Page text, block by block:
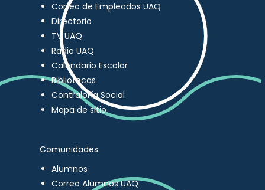
Correo de Empleados UAQ
Directorio
TV UAQ
Radio UAQ
Calendario Escolar
Bibliotecas
Contraloría Social
Mapa de sitio
Comunidades
Alumnos
Correo Alumnos UAQ